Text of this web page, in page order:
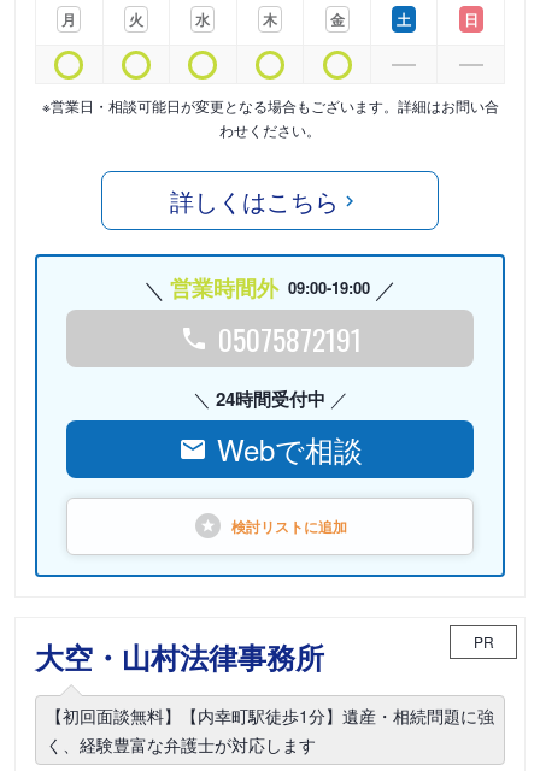
月
火
水
木
金
土
日
※営業日・相談可能日が変更となる場合もございます。詳細はお問い合
わせください。
詳しくはこちら
営業時間外 09:00-19:00
05075872191
24時間受付中
Webで相談
検討リストに追加
大空・山村法律事務所 PR
【初回面談無料】【内幸町駅徒歩1分】遺産・相続問題に強
く、経験豊富な弁護士が対応します